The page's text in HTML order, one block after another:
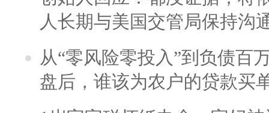
人长期与美国交管局保持沟
从“零风险零投入”到负债百
盘后，谁该为农户的贷款买